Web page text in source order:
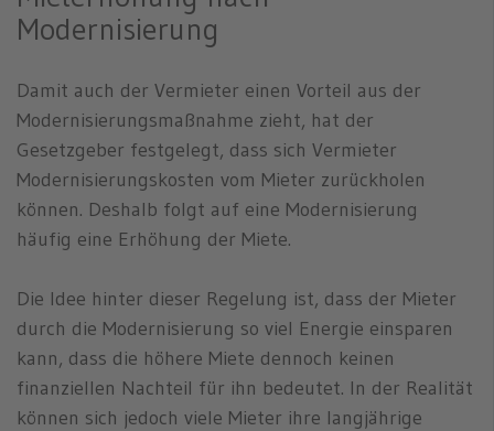
Modernisierung
Damit auch der Vermieter einen Vorteil aus der
Modernisierungsmaßnahme zieht, hat der
Gesetzgeber festgelegt, dass sich Vermieter
Modernisierungskosten vom Mieter zurückholen
können. Deshalb folgt auf eine Modernisierung
häufig eine Erhöhung der Miete.
Die Idee hinter dieser Regelung ist, dass der Mieter
durch die Modernisierung so viel Energie einsparen
kann, dass die höhere Miete dennoch keinen
finanziellen Nachteil für ihn bedeutet. In der Realität
können sich jedoch viele Mieter ihre langjährige